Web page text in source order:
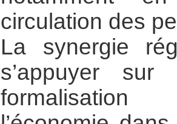
circulation des
La synergie
s’appuyer sur